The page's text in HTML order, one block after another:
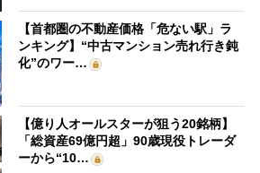
【首都圏の不動産価格「危ない駅」ラ
ンキング】“中古マンション売れ行き鈍
化”のワー…
【億り人オールスターが狙う20銘柄】
「総資産69億円超」90歳現役トレーダ
ーから“10…